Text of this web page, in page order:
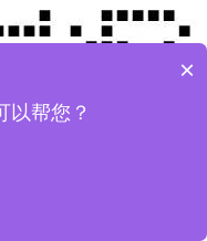
×
以帮您？